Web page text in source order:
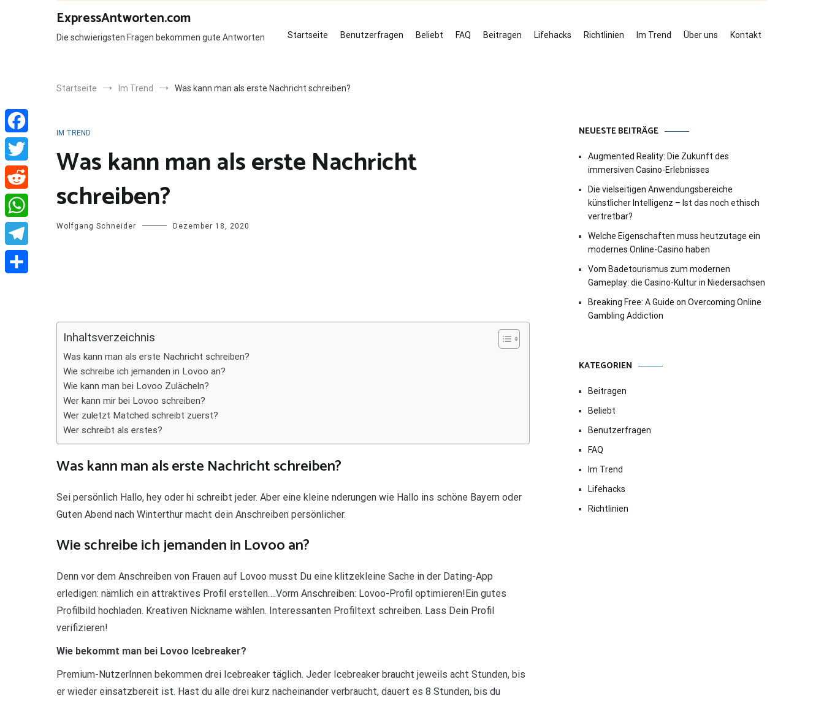
ExpressAntworten.com
Die schwierigsten Fragen bekommen gute Antworten Startseite Benutzerfragen Beliebt FAQ Beitragen Lifehacks Richtlinien Im Trend Über uns Kontakt
Startseite Im Trend Was kann man als erste Nachricht schreiben?
IM TREND
Was kann man als erste Nachricht
schreiben?
Wolfgang Schneider Dezember 18, 2020
Inhaltsverzeichnis
Was kann man als erste Nachricht schreiben?
Wie schreibe ich jemanden in Lovoo an?
Wie kann man bei Lovoo Zulächeln?
Wer kann mir bei Lovoo schreiben?
Wer zuletzt Matched schreibt zuerst?
Wer schreibt als erstes?
Was kann man als erste Nachricht schreiben?
Sei persönlich Hallo, hey oder hi schreibt jeder. Aber eine kleine nderungen wie Hallo ins schöne Bayern oder
Guten Abend nach Winterthur macht dein Anschreiben persönlicher.
Wie schreibe ich jemanden in Lovoo an?
Denn vor dem Anschreiben von Frauen auf Lovoo musst Du eine klitzekleine Sache in der Dating-App
erledigen: nämlich ein attraktives Profil erstellen….Vorm Anschreiben: Lovoo-Profil optimieren!Ein gutes
Profilbild hochladen. Kreativen Nickname wählen. Interessanten Profiltext schreiben. Lass Dein Profil
verifizieren!
Wie bekommt man bei Lovoo Icebreaker?
Premium-NutzerInnen bekommen drei Icebreaker täglich. Jeder Icebreaker braucht jeweils acht Stunden, bis
er wieder einsatzbereit ist. Hast du alle drei kurz nacheinander verbraucht, dauert es 8 Stunden, bis du
NEUESTE BEITRÄGE
Augmented Reality: Die Zukunft des
immersiven Casino-Erlebnisses
Die vielseitigen Anwendungsbereiche
künstlicher Intelligenz – Ist das noch ethisch
vertretbar?
Welche Eigenschaften muss heutzutage ein
modernes Online-Casino haben
Vom Badetourismus zum modernen
Gameplay: die Casino-Kultur in Niedersachsen
Breaking Free: A Guide on Overcoming Online
Gambling Addiction
KATEGORIEN
Beitragen
Beliebt
Benutzerfragen
FAQ
Im Trend
Lifehacks
Richtlinien
Facebook
Twitter
Reddit
WhatsApp
Telegram